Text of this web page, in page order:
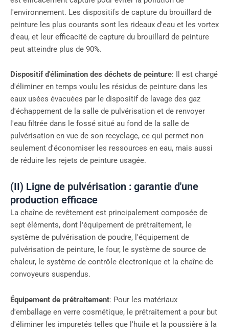
l'environnement. Les dispositifs de capture du brouillard de
peinture les plus courants sont les rideaux d'eau et les vortex
d'eau, et leur efficacité de capture du brouillard de peinture
peut atteindre plus de 90%.
Dispositif d'élimination des déchets de peinture: Il est chargé
d'éliminer en temps voulu les résidus de peinture dans les
eaux usées évacuées par le dispositif de lavage des gaz
d'échappement de la salle de pulvérisation et de renvoyer
l'eau filtrée dans le fossé situé au fond de la salle de
pulvérisation en vue de son recyclage, ce qui permet non
seulement d'économiser les ressources en eau, mais aussi
de réduire les rejets de peinture usagée.
(II) Ligne de pulvérisation : garantie d'une
production efficace
La chaîne de revêtement est principalement composée de
sept éléments, dont l'équipement de prétraitement, le
système de pulvérisation de poudre, l'équipement de
pulvérisation de peinture, le four, le système de source de
chaleur, le système de contrôle électronique et la chaîne de
convoyeurs suspendus.
Équipement de prétraitement: Pour les matériaux
d'emballage en verre cosmétique, le prétraitement a pour but
d'éliminer les impuretés telles que l'huile et la poussière à la